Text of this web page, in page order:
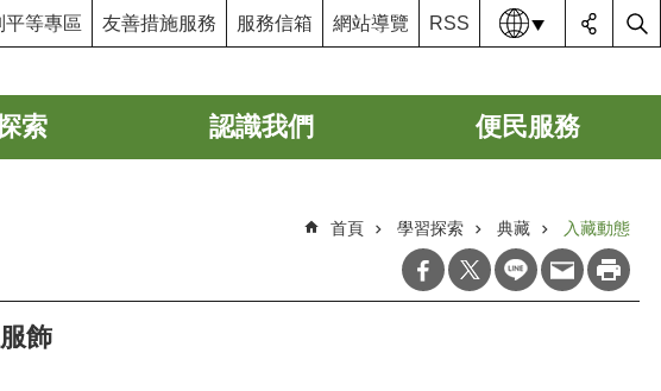
平等專區 友善措施服務 服務信箱 網站導覽 RSS 語系
索 認識我們 便民服務
首頁 學習探索 典藏 入藏動態
飾